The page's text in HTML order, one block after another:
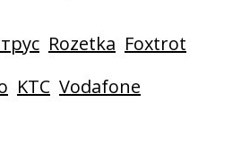
Rozetka Foxtrot
KTC Vodafone